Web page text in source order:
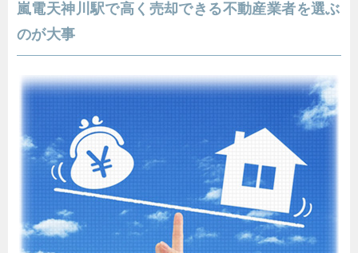
嵐電天神川駅で高く売却できる不動産業者を選ぶ
のが大事